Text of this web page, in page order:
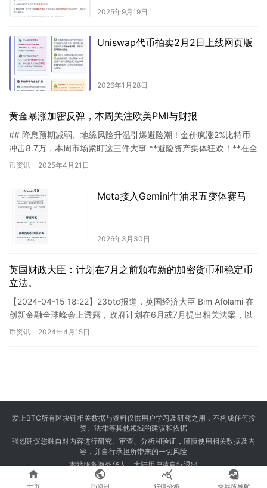
2025年9月19日
Uniswap代币拍卖2月2日上线网页版
2026年1月28日
黄金暴涨加密反弹，本周关注欧美PMI与财报
## 降息预期减弱、地缘风险升温引爆避险潮！金价疯涨2%比特币
冲击8.7万，本周市场紧盯这三件大事 **避险资产集体狂欢！**在全
球地缘政治局势持续紧张、美联储降息预期不断推迟的背…
币资讯 2025年4月21日
Meta接入Gemini牛油果五变体赛马
2026年3月30日
英国财政大臣：计划在7月之前颁布新的加密货币和稳定币
立法。
【2024-04-15 18:22】23btc报道，英国经济大臣 Bim Afolami 在
创新金融全球峰会上透露，政府计划在6月或7月提出相关法案，以
规范稳定币及加密货币的抵押、…
币资讯 2024年4月15日
爱上BTC所有区块链相关数据与资料仅供用户学习及研究之用，不构成任何投
资、法律等其他领域的建议和依据
强烈建议您独自对内容进行研究、审查、分析和验证，谨慎使用相关数据及内
容，并自行承担所带来的一切风险
本站服务海外华人，大陆用户请自行退出
Copyright © 2024 爱上BTC 版权所有 Powered by
23btc.com
   